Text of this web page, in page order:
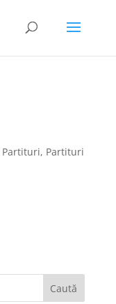
Partituri, Partituri